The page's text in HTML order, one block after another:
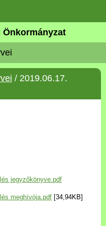
/ 2019.06.17.
jegyzőkönyve.pdf
meghívója.pdf [34,94KB]